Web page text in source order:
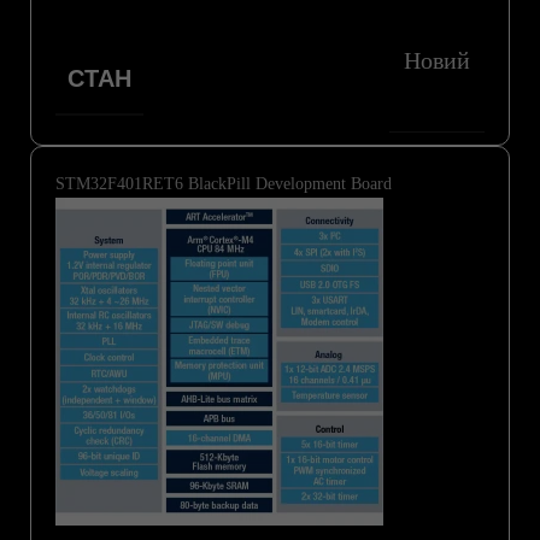
STM32F401RET6 BlackPill Development Board
СТАН
Новий